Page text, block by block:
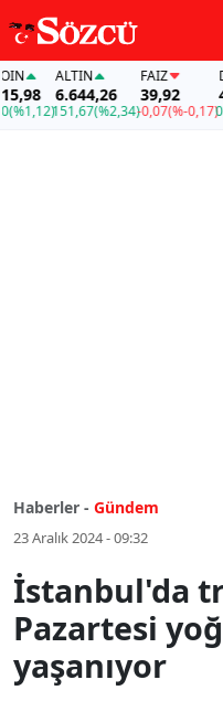
ALTIN
6.644,26
151,67(%2,34)
FAİZ
39,92
-0,07(%-0,17)
Haberler - Gündem
23 Aralık 2024 - 09:32
İstanbul'da
Pazartesi
yaşanıyor